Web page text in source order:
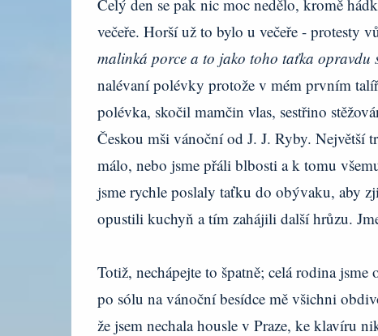
Celý den se pak nic moc nedělo, kromě
večeře. Horší už to bylo u večeře - protesty
malinká porce a to jako toho taťka opravdu
nalévaní polévky protože v mém prvním
polévka, skočil mamčin vlas, sestřino
Českou mši vánoční od J. J. Ryby. Největší
málo, nebo jsme přáli blbosti a k tomu
jsme rychle poslaly taťku do obývaku, aby
opustili kuchyň a tím zahájili další hrůzu.
Totiž, nechápejte to špatně; celá rodina
po sólu na vánoční besídce mě všichni
že jsem nechala housle v Praze, ke klavíru